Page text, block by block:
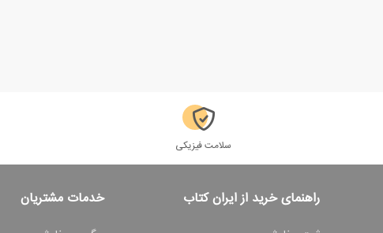
سلامت فیزیکی
راهنمای خرید از ایران کتاب خدمات مشتریان